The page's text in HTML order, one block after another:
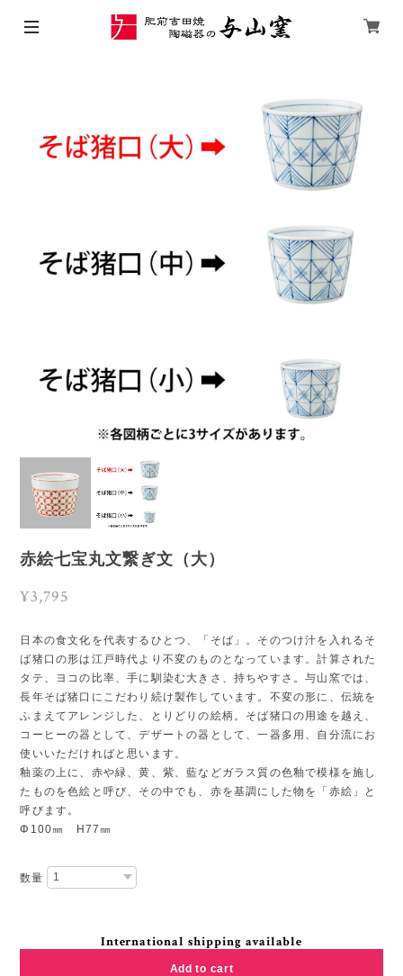
赤絵七宝丸文繋ぎ文（大）
¥3,795
日本の食文化を代表するひとつ、「そば」。そのつけ汁を入れるそ
ば猪口の形は江戸時代より不変のものとなっています。計算された
タテ、ヨコの比率、手に馴染む大きさ、持ちやすさ。与山窯では、
長年そば猪口にこだわり続け製作しています。不変の形に、伝統を
ふまえてアレンジした、とりどりの絵柄。そば猪口の用途を越え、
コーヒーの器として、デザートの器として、一器多用、自分流にお
使いいただければと思います。
釉薬の上に、赤や緑、黄、紫、藍などガラス質の色釉で模様を施し
たものを色絵と呼び、その中でも、赤を基調にした物を「赤絵」と
呼びます。
Φ100㎜ H77㎜
数量
International shipping available
Add to cart